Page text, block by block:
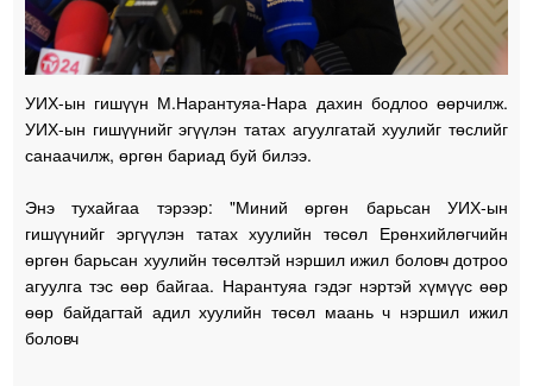
УИХ-ын гишүүн М.Нарантуяа-Нара дахин бодлоо өөрчилж.
УИХ-ын гишүүнийг эгүүлэн татах агуулгатай хуулийг төслийг
санаачилж, өргөн бариад буй билээ.
Энэ тухайгаа тэрээр: "Миний өргөн барьсан УИХ-ын
гишүүнийг эргүүлэн татах хуулийн төсөл Ерөнхийлөгчийн
өргөн барьсан хуулийн төсөлтэй нэршил ижил боловч дотроо
агуулга тэс өөр байгаа. Нарантуяа гэдэг нэртэй хүмүүс өөр
өөр байдагтай адил хуулийн төсөл маань ч нэршил ижил
боловч